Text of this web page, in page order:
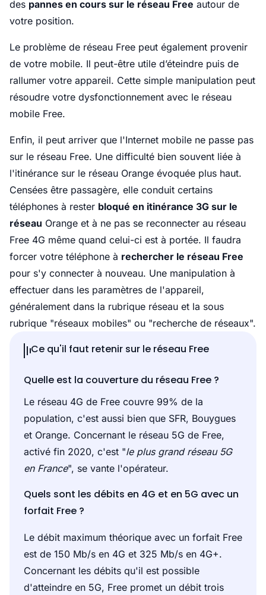
des pannes en cours sur le réseau Free autour de
votre position.
Le problème de réseau Free peut également provenir
de votre mobile. Il peut-être utile d’éteindre puis de
rallumer votre appareil. Cette simple manipulation peut
résoudre votre dysfonctionnement avec le réseau
mobile Free.
Enfin, il peut arriver que l'Internet mobile ne passe pas
sur le réseau Free. Une difficulté bien souvent liée à
l'itinérance sur le réseau Orange évoquée plus haut.
Censées être passagère, elle conduit certains
téléphones à rester bloqué en itinérance 3G sur le
réseau Orange et à ne pas se reconnecter au réseau
Free 4G même quand celui-ci est à portée. Il faudra
forcer votre téléphone à rechercher le réseau Free
pour s'y connecter à nouveau. Une manipulation à
effectuer dans les paramètres de l'appareil,
généralement dans la rubrique réseau et la sous
rubrique "réseaux mobiles" ou "recherche de réseaux".
Ce qu'il faut retenir sur le réseau Free
Quelle est la couverture du réseau Free ?
Le réseau 4G de Free couvre 99% de la
population, c'est aussi bien que SFR, Bouygues
et Orange. Concernant le réseau 5G de Free,
activé fin 2020, c'est "le plus grand réseau 5G
en France", se vante l'opérateur.
Quels sont les débits en 4G et en 5G avec un
forfait Free ?
Le débit maximum théorique avec un forfait Free
est de 150 Mb/s en 4G et 325 Mb/s en 4G+.
Concernant les débits qu'il est possible
d'atteindre en 5G, Free promet un débit trois